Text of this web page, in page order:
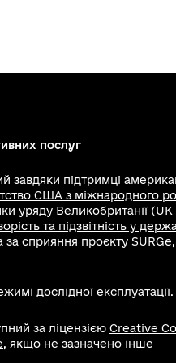
послуг
завдяки підтримці
США з міжнародного
уряду Великобританії (UK
та підзвітність у
за сприяння проєкту
дослідної експлуатації.
за ліцензією Creative
, якщо не зазначено інше